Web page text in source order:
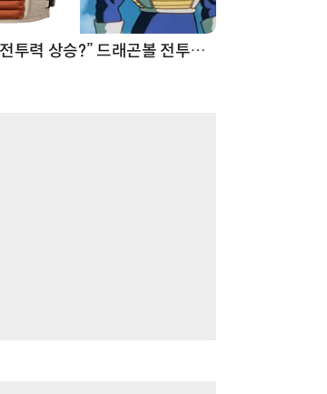
“입으면 전투력 상승?” 드래곤볼 전투복 닮은 중량조끼